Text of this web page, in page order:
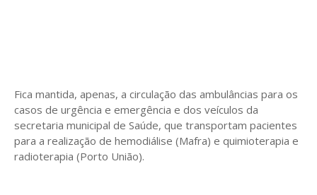
Fica mantida, apenas, a circulação das ambulâncias para os
casos de urgência e emergência e dos veículos da
secretaria municipal de Saúde, que transportam pacientes
para a realização de hemodiálise (Mafra) e quimioterapia e
radioterapia (Porto União).